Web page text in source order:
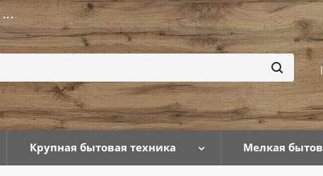
...
Крупная бытовая техника Мелкая